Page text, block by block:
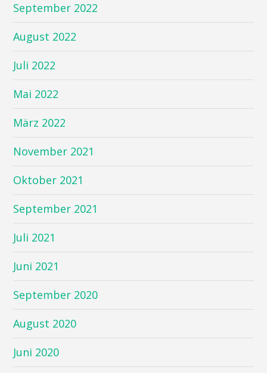
September 2022
August 2022
Juli 2022
Mai 2022
März 2022
November 2021
Oktober 2021
September 2021
Juli 2021
Juni 2021
September 2020
August 2020
Juni 2020